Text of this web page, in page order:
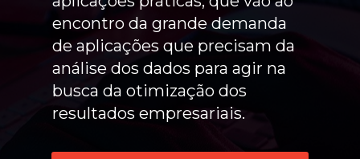
encontro da grande demanda
de aplicações que precisam da
análise dos dados para agir na
busca da otimização dos
resultados empresariais.